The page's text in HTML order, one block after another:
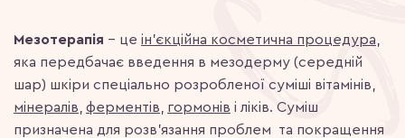
Мезотерапія – це ін’єкційна косметична процедура,
яка передбачає введення в мезодерму (середній
шар) шкіри спеціально розробленої суміші вітамінів,
мінералів, ферментів, гормонів і ліків. Суміш
призначена для розв’язання проблем та покращення